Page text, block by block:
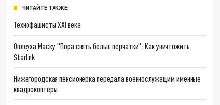
ЧИТАЙТЕ ТАКЖЕ:
Технофашисты XXI века
Оплеуха Маску. "Пора снять белые перчатки": Как уничтожить
Starlink
Нижегородская пенсионерка передала военнослужащим именные
квадрокоптеры